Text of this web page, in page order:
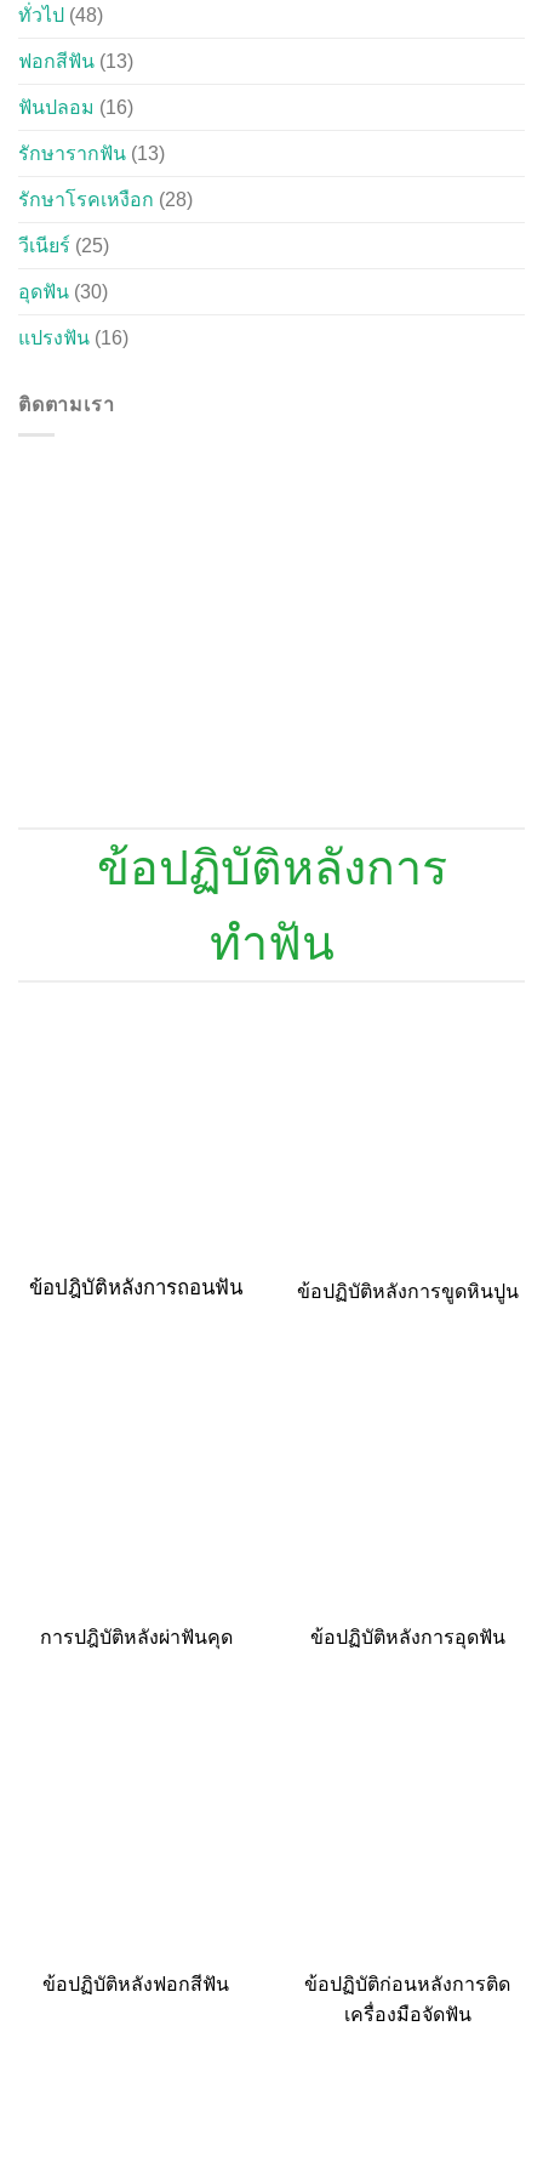
ทั่วไป (48)
ฟอกสีฟัน (13)
ฟันปลอม (16)
รักษารากฟัน (13)
รักษาโรคเหงือก (28)
วีเนียร์ (25)
อุดฟัน (30)
แปรงฟัน (16)
ติดตามเรา
ข้อปฏิบัติหลังการ
ทำฟัน
ข้อปฎิบัติหลังการถอนฟัน ข้อปฏิบัติหลังการขูดหินปูน
การปฎิบัติหลังผ่าฟันคุด ข้อปฏิบัติหลังการอุดฟัน
ข้อปฏิบัติหลังฟอกสีฟัน
ข้อปฏิบัติก่อนหลังการติด
เครื่องมือจัดฟัน